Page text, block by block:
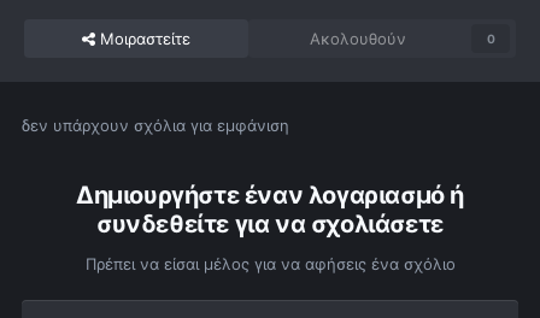
Μοιραστείτε Ακολουθούν 0
δεν υπάρχουν σχόλια για εμφάνιση
Δημιουργήστε έναν λογαριασμό ή
συνδεθείτε για να σχολιάσετε
Πρέπει να είσαι μέλος για να αφήσεις ένα σχόλιο